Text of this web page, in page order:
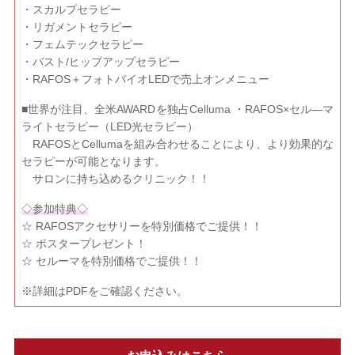
・スカルプセラピー
・リガメントセラピー
・フェムテックセラピー
・バスト/ヒップアップセラピー
・RAFOS＋フォトバイオLEDで売上オンメニュー
■世界が注目、全米AWARDを独占Celluma ・RAFOS×セル―マ
ライトセラピー（LED光セラピー）
RAFOSとCellumaを組み合わせることにより、より効果的な
セラピーが可能となります。
サロンに持ち込めるクリニック！！
◇参加特典◇
☆ RAFOSアクセサリーを特別価格でご提供！！
☆ ポスタープレゼント！
☆ セルーマを特別価格でご提供！！
※詳細はPDFをご確認ください。